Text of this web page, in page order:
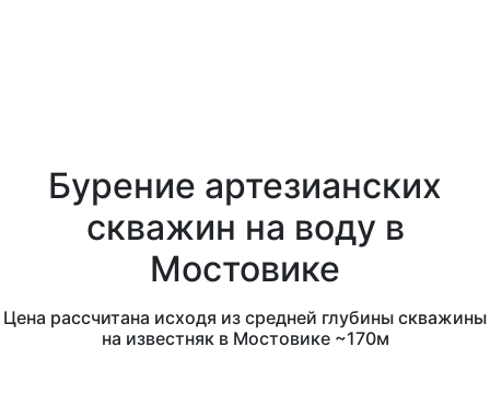
Бурение артезианских
скважин на воду в
Мостовике
Цена рассчитана исходя из средней глубины скважины
на известняк в Мостовике ~170м